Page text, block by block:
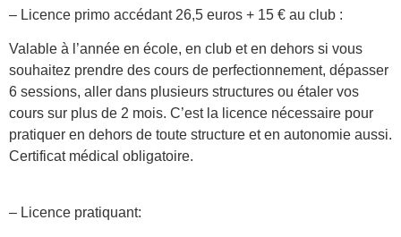
– Licence primo accédant 26,5 euros + 15 € au club :
Valable à l’année en école, en club et en dehors si vous
souhaitez prendre des cours de perfectionnement, dépasser
6 sessions, aller dans plusieurs structures ou étaler vos
cours sur plus de 2 mois. C’est la licence nécessaire pour
pratiquer en dehors de toute structure et en autonomie aussi.
Certificat médical obligatoire.
– Licence pratiquant: